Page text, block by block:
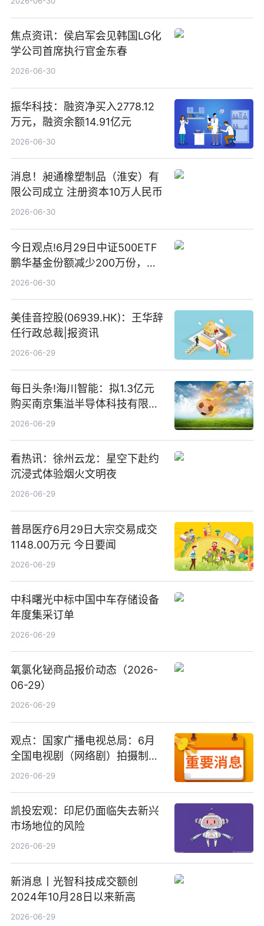
焦点资讯：侯启军会见韩国LG化
学公司首席执行官金东春
2026-06-30
振华科技：融资净买入2778.12
万元，融资余额14.91亿元
2026-06-30
消息！昶通橡塑制品（淮安）有
限公司成立 注册资本10万人民币
2026-06-30
今日观点!6月29日中证500ETF
鹏华基金份额减少200万份，重
仓股亨通光电、赤峰黄金、佰维
2026-06-30
美佳音控股(06939.HK)：王华辞
任行政总裁|报资讯
2026-06-29
每日头条!海川智能：拟1.3亿元
购买南京集溢半导体科技有限公
司15.3%股权
2026-06-29
看热讯：徐州云龙：星空下赴约
沉浸式体验烟火文明夜
2026-06-29
普昂医疗6月29日大宗交易成交
1148.00万元 今日要闻
2026-06-29
中科曙光中标中国中车存储设备
年度集采订单
2026-06-29
氧氯化铋商品报价动态（2026-
06-29）
2026-06-29
观点：国家广播电视总局：6月
全国电视剧（网络剧）拍摄制作
备案公示剧目197部
2026-06-29
凯投宏观：印尼仍面临失去新兴
市场地位的风险
2026-06-29
新消息丨光智科技成交额创
2024年10月28日以来新高
2026-06-29